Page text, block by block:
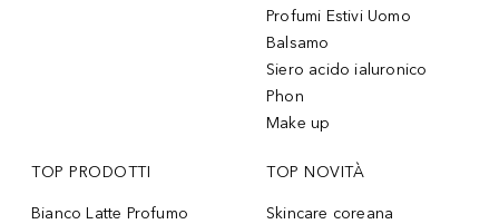
Profumi Estivi Uomo
Balsamo
Siero acido ialuronico
Phon
Make up
TOP PRODOTTI
Bianco Latte Profumo
TOP NOVITÀ
Skincare coreana